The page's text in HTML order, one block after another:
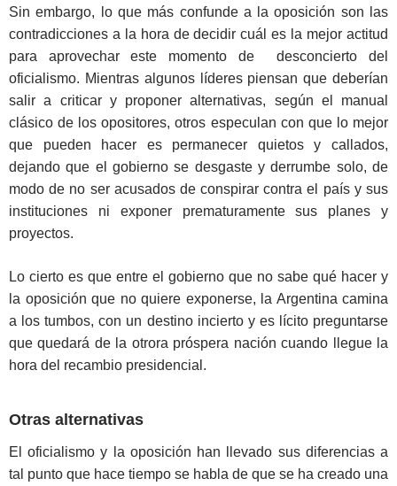
Sin embargo, lo que más confunde a la oposición son las
contradicciones a la hora de decidir cuál es la mejor actitud
para aprovechar este momento de desconcierto del
oficialismo. Mientras algunos líderes piensan que deberían
salir a criticar y proponer alternativas, según el manual
clásico de los opositores, otros especulan con que lo mejor
que pueden hacer es permanecer quietos y callados,
dejando que el gobierno se desgaste y derrumbe solo, de
modo de no ser acusados de conspirar contra el país y sus
instituciones ni exponer prematuramente sus planes y
proyectos.
Lo cierto es que entre el gobierno que no sabe qué hacer y
la oposición que no quiere exponerse, la Argentina camina
a los tumbos, con un destino incierto y es lícito preguntarse
que quedará de la otrora próspera nación cuando llegue la
hora del recambio presidencial.
Otras alternativas
El oficialismo y la oposición han llevado sus diferencias a
tal punto que hace tiempo se habla de que se ha creado una